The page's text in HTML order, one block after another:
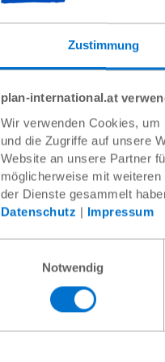
Zustimmung
plan-international.at
Wir verwenden Cookies,
und die Zugriffe auf unsere
Website an unsere Partner
möglicherweise mit
der Dienste gesammelt
Datenschutz | Impressum
Notwendig
Um
gibt
Bei
zum
Das